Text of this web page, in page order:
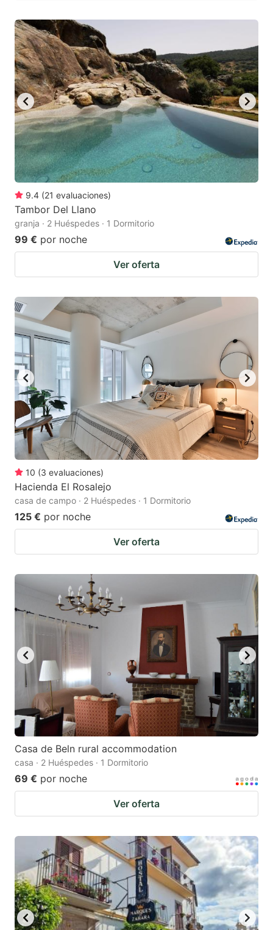
9.4 (21 evaluaciones)
Tambor Del Llano
granja · 2 Huéspedes · 1 Dormitorio
99 € por noche
Ver oferta
10 (3 evaluaciones)
Hacienda El Rosalejo
casa de campo · 2 Huéspedes · 1 Dormitorio
125 € por noche
Ver oferta
Casa de Beln rural accommodation
casa · 2 Huéspedes · 1 Dormitorio
69 € por noche
Ver oferta